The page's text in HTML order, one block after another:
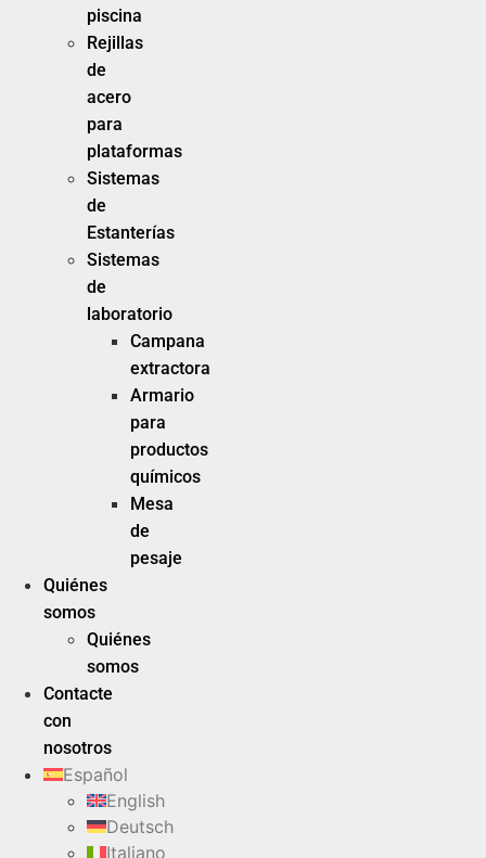
piscina
Rejillas
de
acero
para
plataformas
Sistemas
de
Estanterías
Sistemas
de
laboratorio
Campana
extractora
Armario
para
productos
químicos
Mesa
de
pesaje
Quiénes
somos
Quiénes
somos
Contacte
con
nosotros
Español
English
Deutsch
Italiano